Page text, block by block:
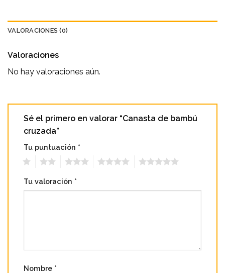
VALORACIONES (0)
Valoraciones
No hay valoraciones aún.
Sé el primero en valorar “Canasta de bambú
cruzada”
Tu puntuación *
Tu valoración *
Nombre *